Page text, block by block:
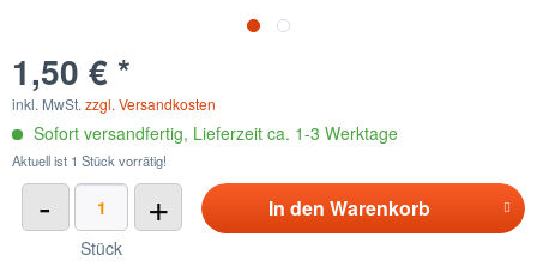
1,50 € *
inkl. MwSt. zzgl. Versandkosten
Sofort versandfertig, Lieferzeit ca. 1-3 Werktage
Aktuell ist 1 Stück vorrätig!
- +
Stück
In den Warenkorb